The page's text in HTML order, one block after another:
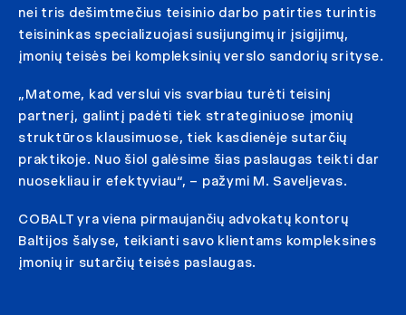
nei tris dešimtmečius teisinio darbo patirties turintis
teisininkas specializuojasi susijungimų ir įsigijimų,
įmonių teisės bei kompleksinių verslo sandorių srityse.
„Matome, kad verslui vis svarbiau turėti teisinį
partnerį, galintį padėti tiek strateginiuose įmonių
struktūros klausimuose, tiek kasdienėje sutarčių
praktikoje. Nuo šiol galėsime šias paslaugas teikti dar
nuosekliau ir efektyviau“, – pažymi M. Saveljevas.
COBALT yra viena pirmaujančių advokatų kontorų
Baltijos šalyse, teikianti savo klientams kompleksines
įmonių ir sutarčių teisės paslaugas.